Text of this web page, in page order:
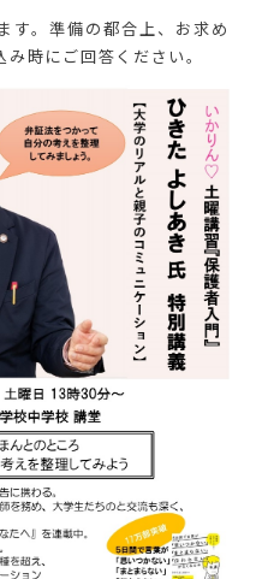
す。準備の都合上、お求め
時にご回答ください。